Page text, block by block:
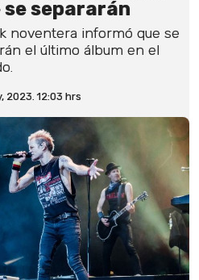
se separarán
noventera informó que se
el último álbum en el
2023. 12:03 hrs